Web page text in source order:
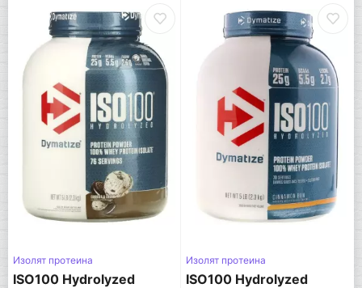
Изолят протеина
ISO100 Hydrolyzed
Изолят протеина
ISO100 Hydrolyzed